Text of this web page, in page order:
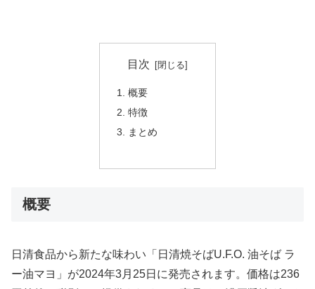
目次
概要
特徴
まとめ
概要
日清食品から新たな味わい「日清焼そばU.F.O. 油そば ラ
ー油マヨ」が2024年3月25日に発売されます。価格は236